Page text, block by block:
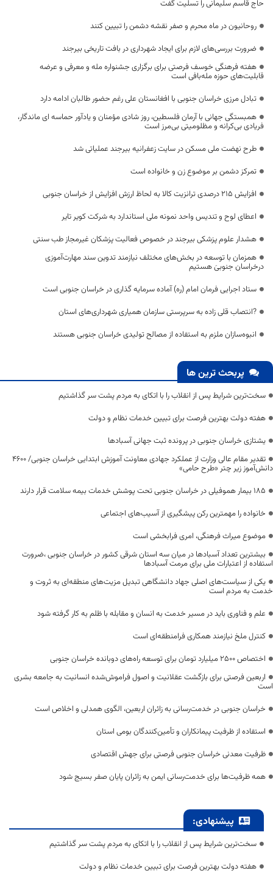
حاج قاسم سلیمانی را تسلیت گفت
روحانیون در ماه محرم و صفر نقشه دشمن را تبیین کنند
‌ضرورت بررسی‌های لازم برای ایجاد شهرداری در بافت تاریخی بیرجند
هفته فرهنگی خوسف فرصتی برای برگزاری جشنواره‌ مله و معرفی و عرضه
قابلیت‌های حوزه مله‌بافی است
تبادل مرزی خراسان جنوبی با افغانستان علی رغم حضور طالبان ادامه دارد
همبستگی جهانی با آرمان فلسطین، روز شادی مؤمنان و یادآور حماسه ‌ای ماندگار،
فریادی بی‌کرانه و مظلومیتی بی‌مرز است
طرح نهضت ملی مسکن در سایت زعفرانیه بیرجند عملیاتی شد
تمرکز دشمن بر موضوع زن و خانواده است
افزایش ۲۱۵ درصدی ترانزیت کالا به لحاظ ارزش افزایش از خراسان جنوبی
اعطای لوح و تندیس واحد نمونه ملی استاندارد به شرکت کویر تایر
هشدار علوم پزشکی بیرجند در خصوص فعالیت پزشکان غیرمجاز طب سنتی
همزمان با توسعه در بخش‌های مختلف نیازمند تدوین سند مهارت‌آموزی
درخراسان جنوبیَ هستیم
ستاد اجرایی فرمان امام (ره) آماده سرمایه گذاری در خراسان جنوبی است
?انتصاب قلی زاده به سرپرستی سازمان همیاری شهرداری‌های استان
انبوه‌سازان ملزم به استفاده از مصالح تولیدی خراسان جنوبی هستند
پربحث ترین ها
سخت‌ترین شرایط پس از انقلاب را با اتکای به مردم پشت سر گذاشتیم
هفته دولت بهترین فرصت برای تبیین خدمات نظام و دولت
یشتازی خراسان جنوبی در پرونده ثبت جهانی آسبادها
تقدیر مقام عالی وزارت از عملکرد جهادی معاونت آموزش ابتدایی خراسان جنوبی/ ۴۶۰۰
دانش‌آموز زیر چتر «طرح حامی»
۱۸۵ بیمار هموفیلی در خراسان جنوبی تحت پوشش خدمات بیمه سلامت قرار دارند
خانواده را مهمترین رکن پیشگیری از آسیب‌های اجتماعی
موضوع میراث فرهنگی، امری فرابخشی است
بیشترین تعداد آسبادها در میان سه استان شرقی کشور در خراسان جنوبی ،ضرورت
استفاده از اعتبارات ملی برای مرمت آسبادها
یکی از سیاست‌های اصلی جهاد دانشگاهی تبدیل مزیت‌های منطقه‌ای به ثروت و
خدمت به مردم است
علم و فناوری باید در مسیر خدمت به انسان و مقابله با ظلم به کار گرفته شود
کنترل ملخ نیازمند همکاری فرامنطقه‌ای است
اختصاص 2500 میلیارد تومان برای توسعه راه‌های دوبانده خراسان جنوبی
اربعین فرصتی برای بازگشت عقلانیت و اصول فراموش‌شده انسانیت به جامعه بشری
است
خراسان جنوبی در خدمت‌رسانی به زائران اربعین، الگوی همدلی و اخلاص است
استفاده از ظرفیت پیمانکاران و تأمین‌کنندگان بومی استان
ظرفیت معدنی خراسان جنوبی فرصتی برای جهش اقتصادی
همه ظرفیت‌ها برای خدمت‌رسانی ایمن به زائران پایان صفر بسیج شود
پیشنهادی:
سخت‌ترین شرایط پس از انقلاب را با اتکای به مردم پشت سر گذاشتیم
هفته دولت بهترین فرصت برای تبیین خدمات نظام و دولت